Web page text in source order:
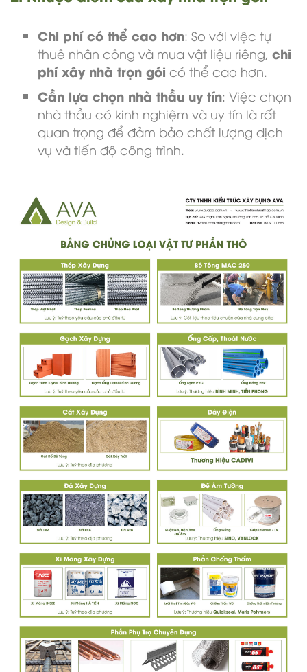
Chi phí có thể cao hơn: So với việc tự
thuê nhân công và mua vật liệu riêng, chi
phí xây nhà trọn gói có thể cao hơn.
Cần lựa chọn nhà thầu uy tín: Việc chọn
nhà thầu có kinh nghiệm và uy tín là rất
quan trọng để đảm bảo chất lượng dịch
vụ và tiến độ công trình.